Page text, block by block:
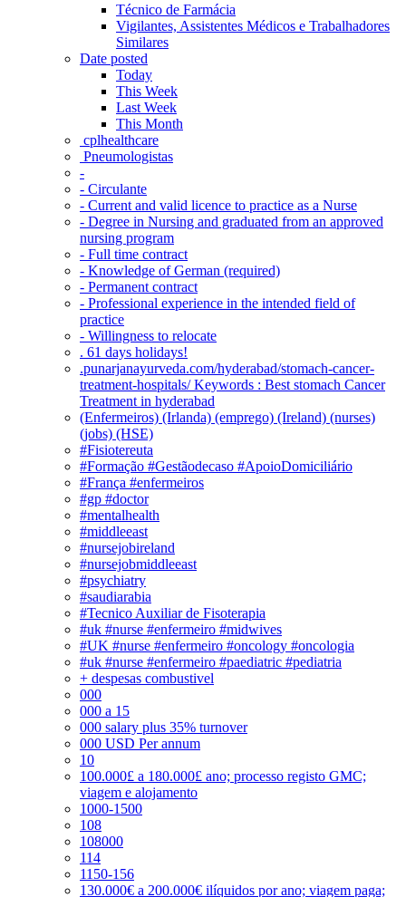
Técnico de Farmácia
Vigilantes, Assistentes Médicos e Trabalhadores
Similares
Date posted
Today
This Week
Last Week
This Month
‎ cplhealthcare‬
Pneumologistas
-
- Circulante
- Current and valid licence to practice as a Nurse
- Degree in Nursing and graduated from an approved
nursing program
- Full time contract
- Knowledge of German (required)
- Permanent contract
- Professional experience in the intended field of
practice
- Willingness to relocate
. 61 days holidays!
.punarjanayurveda.com/hyderabad/stomach-cancer-
treatment-hospitals/ Keywords : Best stomach Cancer
Treatment in hyderabad
(Enfermeiros) (Irlanda) (emprego) (Ireland) (nurses)
(jobs) (HSE)
#Fisiotereuta
#Formação #Gestãodecaso #ApoioDomiciliário
#França #enfermeiros
#gp #doctor
#mentalhealth
#middleeast
#nursejobireland
#nursejobmiddleeast
#psychiatry
#saudiarabia
#Tecnico Auxiliar de Fisoterapia
#uk #nurse #enfermeiro #midwives
#UK #nurse #enfermeiro #oncology #oncologia
#uk #nurse #enfermeiro #paediatric #pediatria
+ despesas combustivel
000
000 a 15
000 salary plus 35% turnover
000 USD Per annum
10
100.000£ a 180.000£ ano; processo registo GMC;
viagem e alojamento
1000-1500
108
108000
114
1150-156
130.000€ a 200.000€ ilíquidos por ano; viagem paga;